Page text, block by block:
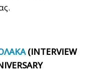
(INTERVIEW